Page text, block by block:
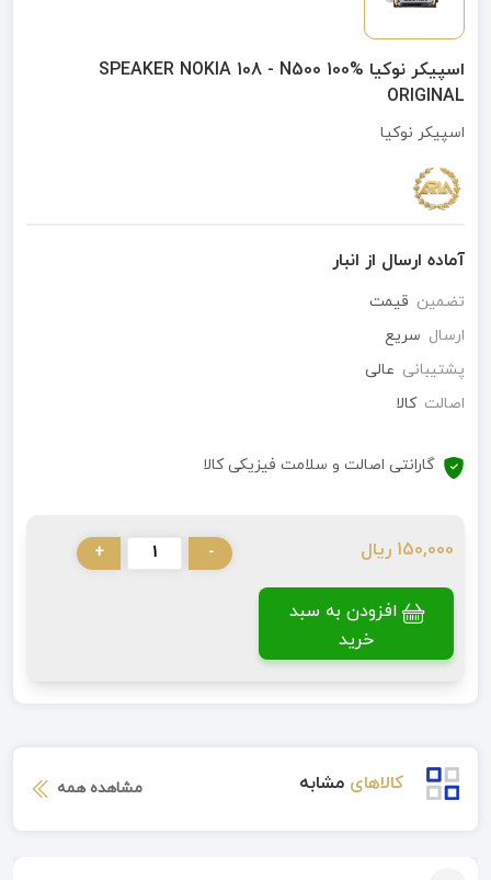
اسپیکر نوکیا SPEAKER NOKIA 108 - N500 100%
ORIGINAL
اسپیکر نوکیا
آماده ارسال از انبار
تضمین قیمت
ارسال سریع
پشتیبانی عالی
اصالت کالا
گارانتی اصالت و سلامت فیزیکی کالا
150,000 ریال -
+
افزودن به سبد
خرید
کالاهای مشابه مشاهده همه